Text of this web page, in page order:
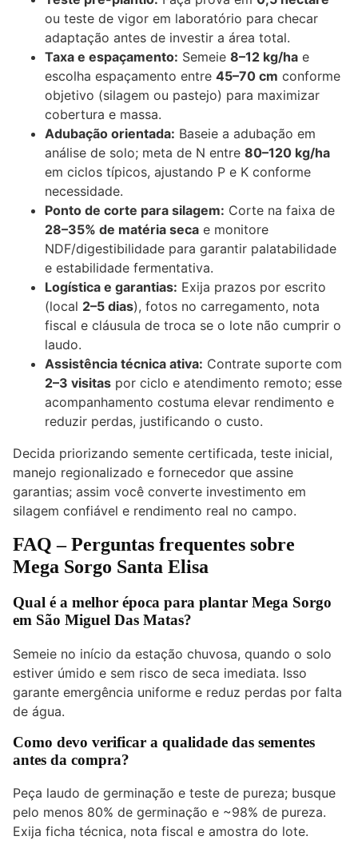
ou teste de vigor em laboratório para checar
adaptação antes de investir a área total.
Taxa e espaçamento: Semeie 8–12 kg/ha e
escolha espaçamento entre 45–70 cm conforme
objetivo (silagem ou pastejo) para maximizar
cobertura e massa.
Adubação orientada: Baseie a adubação em
análise de solo; meta de N entre 80–120 kg/ha
em ciclos típicos, ajustando P e K conforme
necessidade.
Ponto de corte para silagem: Corte na faixa de
28–35% de matéria seca e monitore
NDF/digestibilidade para garantir palatabilidade
e estabilidade fermentativa.
Logística e garantias: Exija prazos por escrito
(local 2–5 dias), fotos no carregamento, nota
fiscal e cláusula de troca se o lote não cumprir o
laudo.
Assistência técnica ativa: Contrate suporte com
2–3 visitas por ciclo e atendimento remoto; esse
acompanhamento costuma elevar rendimento e
reduzir perdas, justificando o custo.
Decida priorizando semente certificada, teste inicial,
manejo regionalizado e fornecedor que assine
garantias; assim você converte investimento em
silagem confiável e rendimento real no campo.
FAQ – Perguntas frequentes sobre
Mega Sorgo Santa Elisa
Qual é a melhor época para plantar Mega Sorgo
em São Miguel Das Matas?
Semeie no início da estação chuvosa, quando o solo
estiver úmido e sem risco de seca imediata. Isso
garante emergência uniforme e reduz perdas por falta
de água.
Como devo verificar a qualidade das sementes
antes da compra?
Peça laudo de germinação e teste de pureza; busque
pelo menos 80% de germinação e ~98% de pureza.
Exija ficha técnica, nota fiscal e amostra do lote.